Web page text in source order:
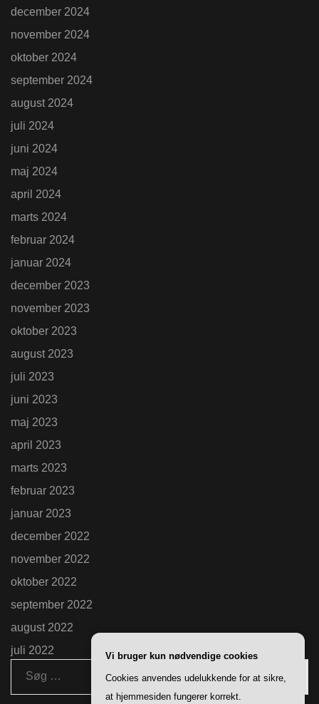
december 2024
november 2024
oktober 2024
september 2024
august 2024
juli 2024
juni 2024
maj 2024
april 2024
marts 2024
februar 2024
januar 2024
december 2023
november 2023
oktober 2023
august 2023
juli 2023
juni 2023
maj 2023
april 2023
marts 2023
februar 2023
januar 2023
december 2022
november 2022
oktober 2022
september 2022
august 2022
juli 2022
Søg
efter:
Vi bruger kun nødvendige cookies
Cookies anvendes udelukkende for at sikre,
at hjemmesiden fungerer korrekt.